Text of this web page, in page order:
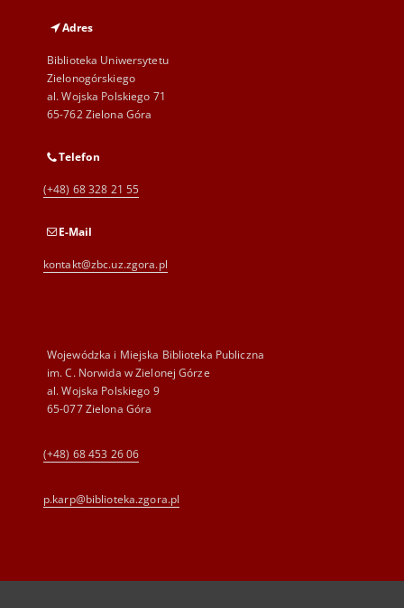
Adres
Biblioteka Uniwersytetu
Zielonogórskiego
al. Wojska Polskiego 71
65-762 Zielona Góra
Telefon
(+48) 68 328 21 55
E-Mail
kontakt@zbc.uz.zgora.pl
Wojewódzka i Miejska Biblioteka Publiczna
im. C. Norwida w Zielonej Górze
al. Wojska Polskiego 9
65-077 Zielona Góra
(+48) 68 453 26 06
p.karp@biblioteka.zgora.pl